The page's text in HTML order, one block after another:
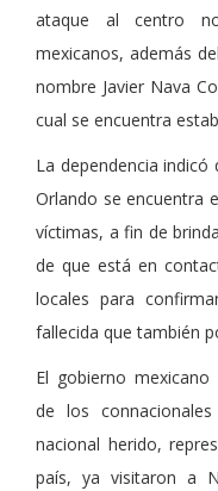
ataque al centro
mexicanos, además
nombre Javier Nava
cual se encuentra
La dependencia
Orlando se encuentra
víctimas, a fin de
de que está en
locales para
fallecida que también
El gobierno
de los
nacional herido,
país, ya visitaron a